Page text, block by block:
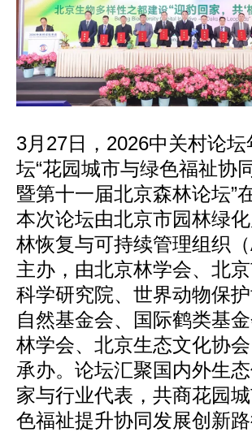
3月27日，2026中关村论
坛“花园城市与绿色福祉协
暨第十一届北京森林论坛”
本次论坛由北京市园林绿
林恢复与可持续管理组织（
主办，由北京林学会、北
科学研究院、世界动物保
自然基金会、国际鹤类基
林学会、北京生态文化协
承办。论坛汇聚国内外生
家与行业代表，共商花园
色福祉提升协同发展创新路